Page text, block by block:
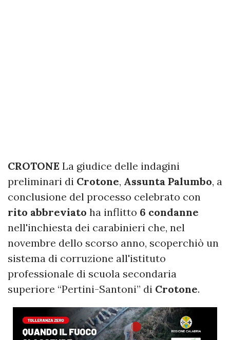
CROTONE La giudice delle indagini
preliminari di Crotone, Assunta Palumbo, a
conclusione del processo celebrato con
rito abbreviato ha inflitto 6 condanne
nell'inchiesta dei carabinieri che, nel
novembre dello scorso anno, scoperchiò un
sistema di corruzione all'istituto
professionale di scuola secondaria
superiore “Pertini-Santoni” di Crotone.